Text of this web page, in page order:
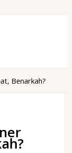
Benarkah?